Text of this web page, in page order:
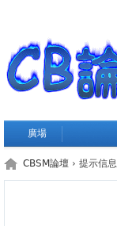
廣場
CBSM論壇 › 提示信息